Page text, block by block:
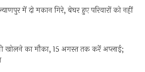
में दो मकान गिरे, बेघर हुए परिवारों को नहीं
खोलने का मौका, 15 अगस्त तक करें अप्लाई;